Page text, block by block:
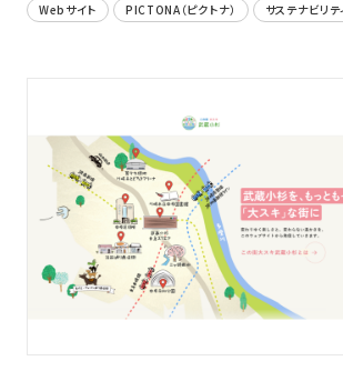
Webサイト PICTONA（ピクトナ） サステナビリテ